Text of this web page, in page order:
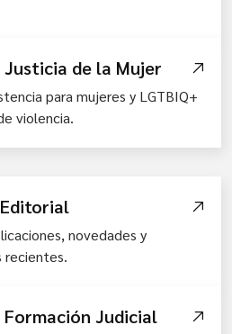
de la Mujer
para mujeres y LGTBIQ+
violencia.
novedades y
recientes.
Judicial